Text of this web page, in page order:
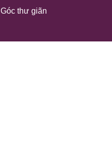
Góc thư giãn